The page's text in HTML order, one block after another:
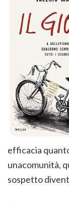
efficacia
unacomunità,
sospetto